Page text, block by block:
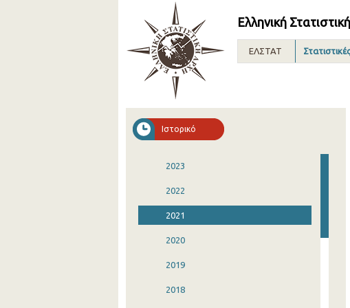
Ελληνική
ΕΛΣΤΑΤ
Ιστορικό
2023
2022
2021
2020
2019
2018